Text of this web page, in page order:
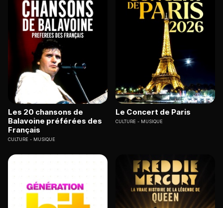
Les 20 chansons de
Balavoine préférées des
Français
CULTURE MUSIQUE
Le Concert de Paris
CULTURE MUSIQUE